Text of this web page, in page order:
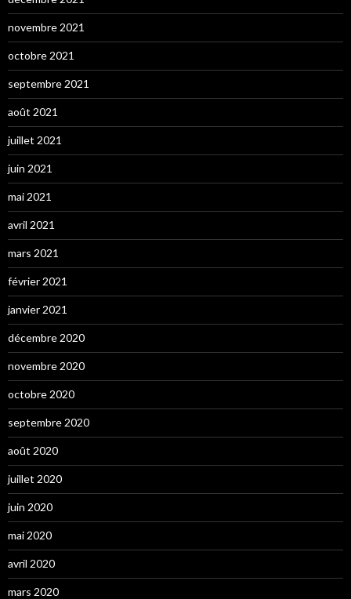
novembre 2021
octobre 2021
septembre 2021
août 2021
juillet 2021
juin 2021
mai 2021
avril 2021
mars 2021
février 2021
janvier 2021
décembre 2020
novembre 2020
octobre 2020
septembre 2020
août 2020
juillet 2020
juin 2020
mai 2020
avril 2020
mars 2020